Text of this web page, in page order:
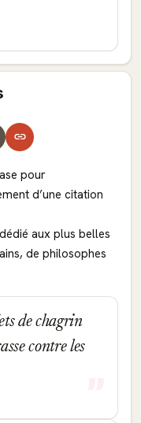
pour
d’une citation
aux plus belles
de philosophes
de chagrin
contre les